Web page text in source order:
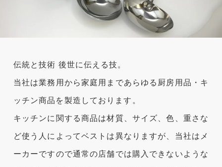
伝統と技術 後世に伝える技。
当社は業務用から家庭用まであらゆる厨房用品・キ
ッチン商品を製造しております。
キッチンに関する商品は材質、サイズ、色、重さな
ど使う人によってベストは異なりますが、当社はメ
ーカーですので通常の店舗では購入できないような